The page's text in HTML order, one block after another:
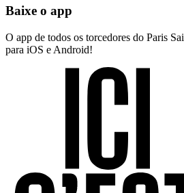
Baixe o app
O app de todos os torcedores do Paris
para iOS e Android!